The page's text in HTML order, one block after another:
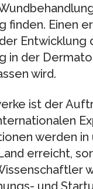
finden. Einen
Entwicklung
in der
wird.
ist der
werden
erreicht,